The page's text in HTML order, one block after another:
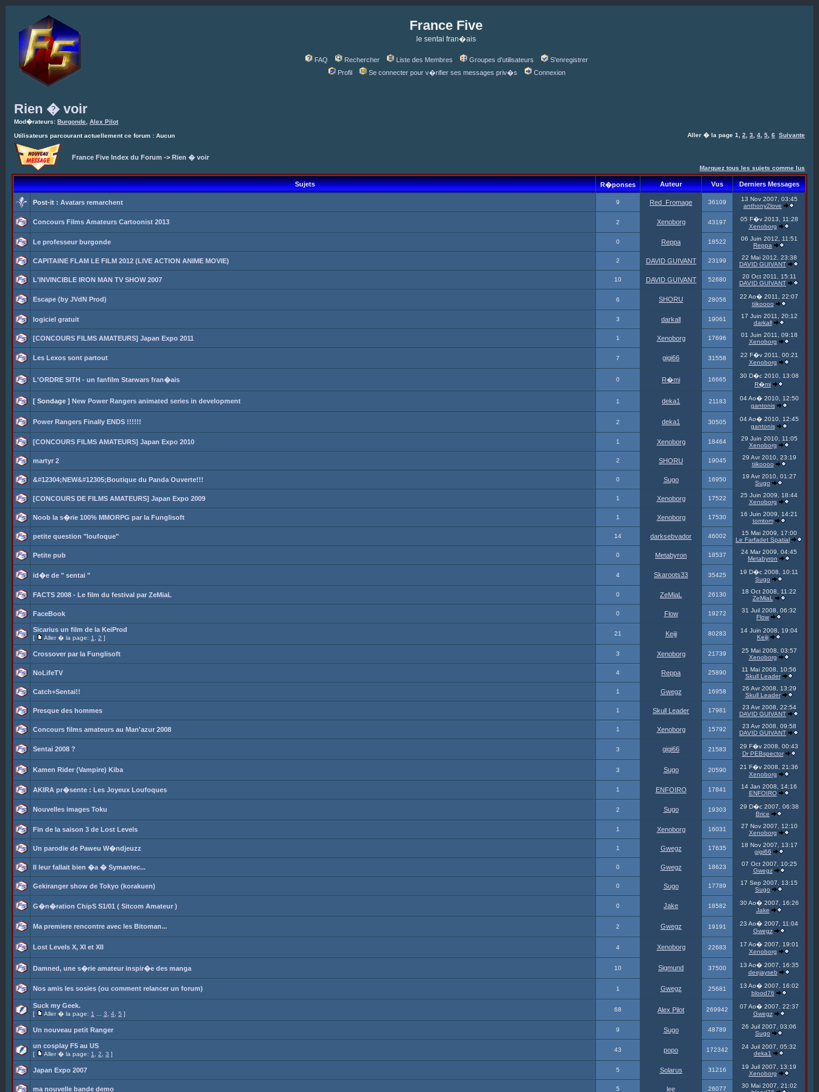
France Five
le sentai fran�ais
FAQ Rechercher Liste des Membres Groupes d'utilisateurs
S'enregistrer
Profil
Se connecter pour v�rifier ses messages priv�s Connexion
Rien � voir
Mod�rateurs: Burgonde Alex Pilot
Utilisateurs parcourant actuellement ce forum : Aucun Aller � la page 1 2 3 4 5 6 Suivante
France Five Index du Forum -> Rien � voir
Marquez tous les sujets comme lus
Sujets R�ponses Auteur Vus Derniers Messages
Post-it : Avatars remarchent 9 Red_Fromage 36109
13 Nov 2007, 03:45
anthony2love
Concours Films Amateurs Cartoonist 2013 2 Xenoborg 43197
05 F�v 2013, 11:28
Xenoborg
Le professeur burgonde 0 Reppa 18522
06 Juin 2012, 11:51
Reppa
CAPITAINE FLAM LE FILM 2012 (LIVE ACTION ANIME MOVIE) 2 DAVID GUIVANT 23199
22 Mai 2012, 23:38
DAVID GUIVANT
L'INVINCIBLE IRON MAN TV SHOW 2007 10 DAVID GUIVANT 52680
20 Oct 2011, 15:11
DAVID GUIVANT
Escape (by JVdN Prod) 6 SHORU 28056
22 Ao� 2011, 22:07
tiikoooo
logiciel gratuit 3 darkall 19061
17 Juin 2011, 20:12
darkall
[CONCOURS FILMS AMATEURS] Japan Expo 2011 1 Xenoborg 17696
01 Juin 2011, 09:18
Xenoborg
Les Lexos sont partout 7 gigi66 31558
22 F�v 2011, 00:21
Xenoborg
L'ORDRE SITH - un fanfilm Starwars fran�ais 0 R�mi 16665
30 D�c 2010, 13:08
R�mi
[ Sondage ] New Power Rangers animated series in development 1 deka1 21183
04 Ao� 2010, 12:50
gantonis
Power Rangers Finally ENDS !!!!!! 2 deka1 30505
04 Ao� 2010, 12:45
gantonis
[CONCOURS FILMS AMATEURS] Japan Expo 2010 1 Xenoborg 18464
29 Juin 2010, 11:05
Xenoborg
martyr 2 2 SHORU 19045
29 Avr 2010, 23:19
tiikoooo
&#12304;NEW&#12305;Boutique du Panda Ouverte!!! 0 Sugo 16950
19 Avr 2010, 01:27
Sugo
[CONCOURS DE FILMS AMATEURS] Japan Expo 2009 1 Xenoborg 17522
25 Juin 2009, 18:44
Xenoborg
Noob la s�rie 100% MMORPG par la Funglisoft 1 Xenoborg 17530
16 Juin 2009, 14:21
tomtom
petite question "loufoque" 14 darksebvador 46002
15 Mai 2009, 17:00
Le Farfadet Spatial
Petite pub 0 Metabyron 18537
24 Mar 2009, 04:45
Metabyron
id�e de " sentai " 4 Skaroots33 35425
19 D�c 2008, 10:11
Sugo
FACTS 2008 - Le film du festival par ZeMiaL 0 ZeMiaL 26130
18 Oct 2008, 11:22
ZeMiaL
FaceBook 0 Flow 19272
31 Juil 2008, 06:32
Flow
Sicarius un film de la KeiProd
[ Aller � la page: 1 2 ]
21 Keiji 80283
14 Juin 2008, 19:04
Keiji
Crossover par la Funglisoft 3 Xenoborg 21739
25 Mai 2008, 03:57
Xenoborg
NoLifeTV 4 Reppa 25890
11 Mai 2008, 10:56
Skull Leader
Catch+Sentai!! 1 Gwegz 16958
26 Avr 2008, 13:29
Skull Leader
Presque des hommes 1 Skull Leader 17981
23 Avr 2008, 22:54
DAVID GUIVANT
Concours films amateurs au Man'azur 2008 1 Xenoborg 15792
23 Avr 2008, 09:58
DAVID GUIVANT
Sentai 2008 ? 3 gigi66 21583
29 F�v 2008, 00:43
Dr PEBspector
Kamen Rider (Vampire) Kiba 3 Sugo 20590
21 F�v 2008, 21:36
Xenoborg
AKIRA pr�sente : Les Joyeux Loufoques 1 ENFOIRO 17841
14 Jan 2008, 14:16
ENFOIRO
Nouvelles images Toku 2 Sugo 19303
29 D�c 2007, 06:38
Brice
Fin de la saison 3 de Lost Levels 1 Xenoborg 16031
27 Nov 2007, 12:10
Xenoborg
Un parodie de Paweu W�ndjeuzz 1 Gwegz 17635
18 Nov 2007, 13:17
gigi66
Il leur fallait bien �a � Symantec... 0 Gwegz 18623
07 Oct 2007, 10:25
Gwegz
Gekiranger show de Tokyo (korakuen) 0 Sugo 17789
17 Sep 2007, 13:15
Sugo
G�n�ration ChipS S1/01 ( Sitcom Amateur ) 0 Jake 18582
30 Ao� 2007, 16:26
Jake
Ma premiere rencontre avec les Bitoman... 2 Gwegz 19191
23 Ao� 2007, 11:04
Gwegz
Lost Levels X, XI et XII 4 Xenoborg 22683
17 Ao� 2007, 19:01
Xenoborg
Damned, une s�rie amateur inspir�e des manga 10 Sigmund 37500
13 Ao� 2007, 16:35
deejayseb
Nos amis les sosies (ou comment relancer un forum) 1 Gwegz 25681
13 Ao� 2007, 16:02
blood76
Suck my Geek.
[ Aller � la page: 1 3 4 5 ]
68 Alex Pilot 269942
07 Ao� 2007, 22:37
Gwegz
Un nouveau petit Ranger 9 Sugo 48789
26 Juil 2007, 03:06
Sugo
un cosplay F5 au US
[ Aller � la page: 1 2 3 ]
43 popo 172342
24 Juil 2007, 05:32
deka1
Japan Expo 2007 5 Solarus 31216
19 Juil 2007, 13:19
Xenoborg
ma nouvelle bande demo 5 lee 26077
30 Mai 2007, 21:02